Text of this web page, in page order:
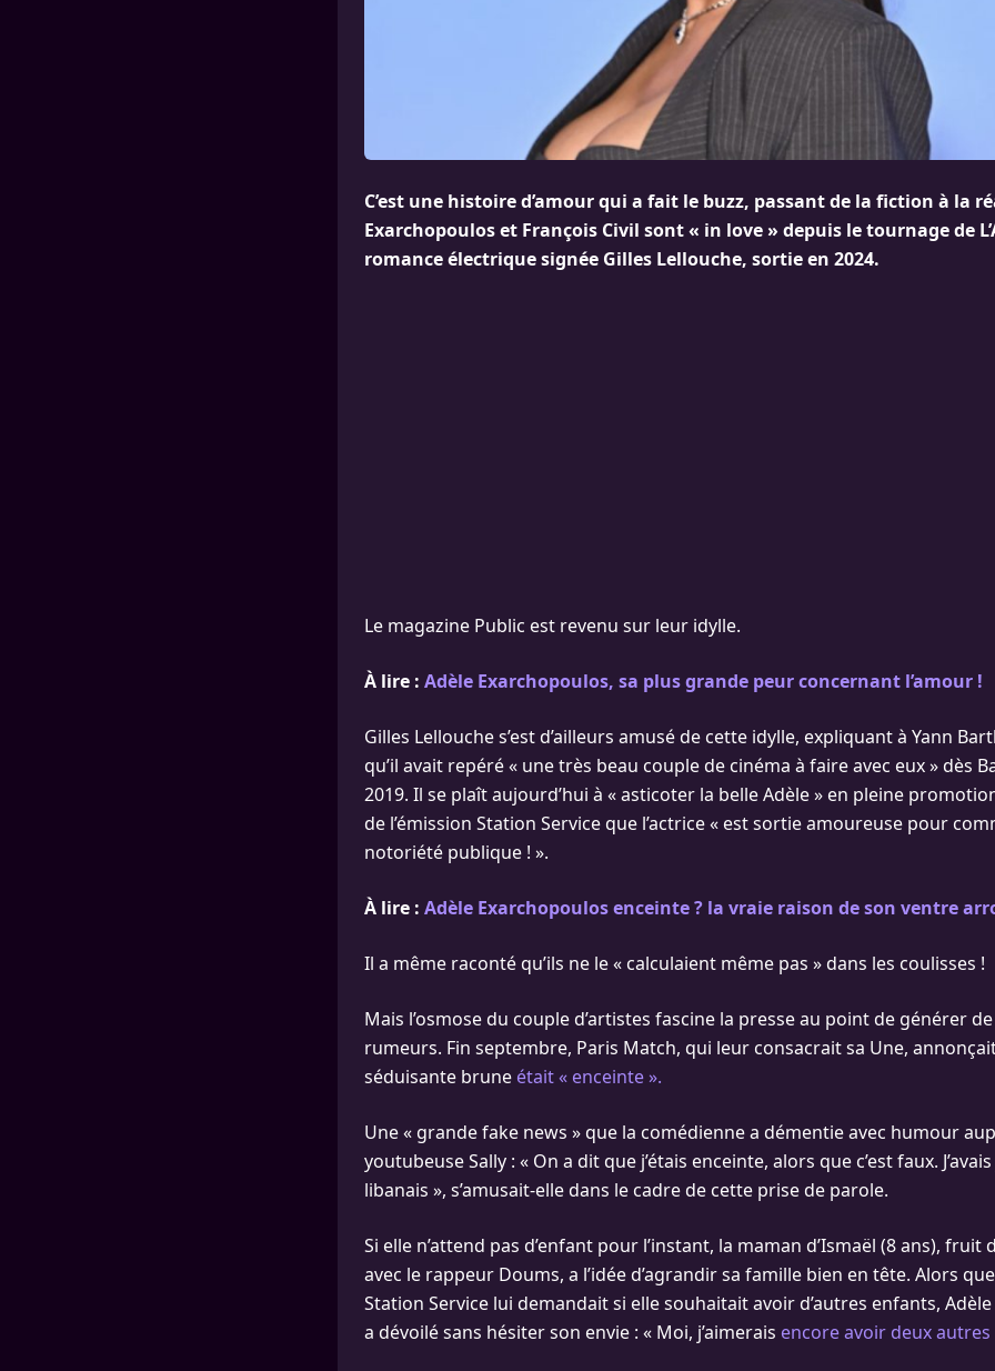
C’est une histoire d’amour qui a fait le buzz, passant de la fiction à la
Exarchopoulos et François Civil sont « in love » depuis le tournage de
romance électrique signée Gilles Lellouche, sortie en 2024.
Le magazine Public est revenu sur leur idylle.
À lire : Adèle Exarchopoulos, sa plus grande peur concernant l’amour !
Gilles Lellouche s’est d’ailleurs amusé de cette idylle, expliquant à Yann
qu’il avait repéré « une très beau couple de cinéma à faire avec eux » dès
2019. Il se plaît aujourd’hui à « asticoter la belle Adèle » en pleine
de l’émission Station Service que l’actrice « est sortie amoureuse pour
notoriété publique ! ».
À lire : Adèle Exarchopoulos enceinte ? la vraie raison de son ventre
Il a même raconté qu’ils ne le « calculaient même pas » dans les coulisses !
Mais l’osmose du couple d’artistes fascine la presse au point de générer
rumeurs. Fin septembre, Paris Match, qui leur consacrait sa Une,
séduisante brune était « enceinte ».
Une « grande fake news » que la comédienne a démentie avec humour
youtubeuse Sally : « On a dit que j’étais enceinte, alors que c’est faux.
libanais », s’amusait-elle dans le cadre de cette prise de parole.
Si elle n’attend pas d’enfant pour l’instant, la maman d’Ismaël (8 ans), fruit
avec le rappeur Doums, a l’idée d’agrandir sa famille bien en tête. Alors
Station Service lui demandait si elle souhaitait avoir d’autres enfants,
a dévoilé sans hésiter son envie : « Moi, j’aimerais encore avoir deux